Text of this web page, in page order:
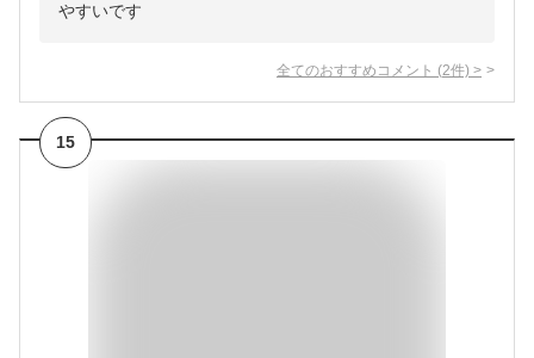
やすいです
全てのおすすめコメント (2件) >
15